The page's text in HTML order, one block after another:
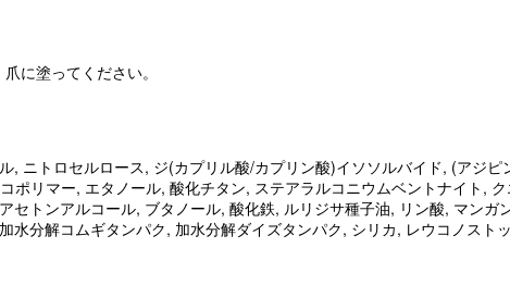
に塗ってください。
, ニトロセルロース, ジ(カプリル酸/カプリン酸)イソソルバイド, (アジピ
ポリマー, エタノール, 酸化チタン, ステアラルコニウムベントナイト,
セトンアルコール, ブタノール, 酸化鉄, ルリジサ種子油, リン酸, マンガ
水分解コムギタンパク, 加水分解ダイズタンパク, シリカ, レウコノスト